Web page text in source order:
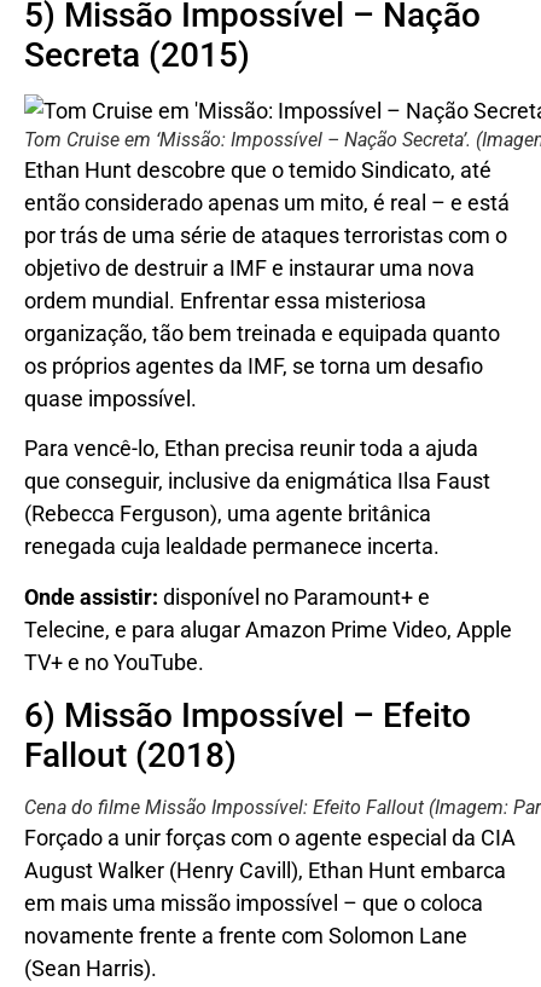
5) Missão Impossível – Nação
Secreta (2015)
Tom Cruise em ‘Missão: Impossível – Nação Secreta’.
Ethan Hunt descobre que o temido Sindicato, até
então considerado apenas um mito, é real – e está
por trás de uma série de ataques terroristas com o
objetivo de destruir a IMF e instaurar uma nova
ordem mundial. Enfrentar essa misteriosa
organização, tão bem treinada e equipada quanto
os próprios agentes da IMF, se torna um desafio
quase impossível.
Para vencê-lo, Ethan precisa reunir toda a ajuda
que conseguir, inclusive da enigmática Ilsa Faust
(Rebecca Ferguson), uma agente britânica
renegada cuja lealdade permanece incerta.
Onde assistir: disponível no Paramount+ e
Telecine, e para alugar Amazon Prime Video, Apple
TV+ e no YouTube.
6) Missão Impossível – Efeito
Fallout (2018)
Cena do filme Missão Impossível: Efeito Fallout (Imagem:
Forçado a unir forças com o agente especial da CIA
August Walker (Henry Cavill), Ethan Hunt embarca
em mais uma missão impossível – que o coloca
novamente frente a frente com Solomon Lane
(Sean Harris).